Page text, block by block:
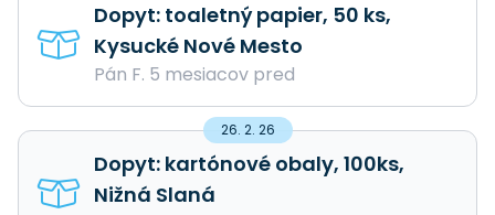
Dopyt: toaletný papier, 50 ks,
Kysucké Nové Mesto
Pán F. 5 mesiacov pred
26. 2. 26
Dopyt: kartónové obaly, 100ks,
Nižná Slaná